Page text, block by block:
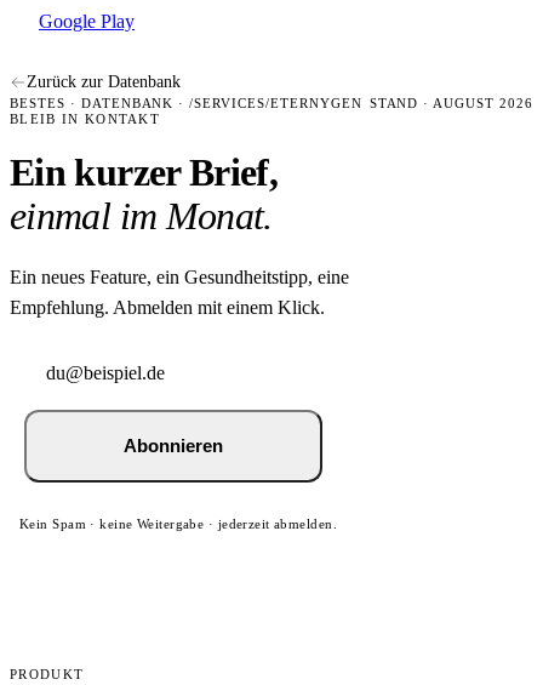
Google Play
Zurück zur Datenbank
BESTES · DATENBANK · /SERVICES/ETERNYGEN STAND · AUGUST 2026
BLEIB IN KONTAKT
Ein kurzer Brief,
einmal im Monat.
Ein neues Feature, ein Gesundheitstipp, eine
Empfehlung. Abmelden mit einem Klick.
Abonnieren
Kein Spam · keine Weitergabe · jederzeit abmelden.
PRODUKT